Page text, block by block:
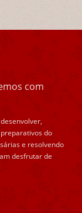
com
do
e resolvendo
desfrutar de